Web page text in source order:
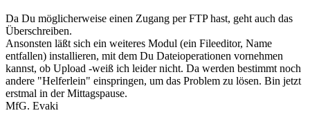
Da Du möglicherweise einen Zugang per FTP hast, geht auch das
Überschreiben.
Ansonsten läßt sich ein weiteres Modul (ein Fileeditor, Name
entfallen) installieren, mit dem Du Dateioperationen vornehmen
kannst, ob Upload -weiß ich leider nicht. Da werden bestimmt noch
andere "Helferlein" einspringen, um das Problem zu lösen. Bin jetzt
erstmal in der Mittagspause.
MfG. Evaki